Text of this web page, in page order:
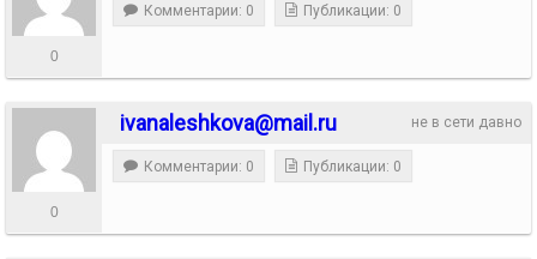
0
Комментарии: 0 Публикации: 0
не в сети давно
ivanaleshkova@mail.ru
0
Комментарии: 0 Публикации: 0